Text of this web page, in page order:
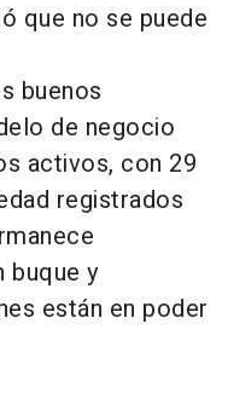
que no se puede
buenos
de negocio
activos, con 29
registrados
buque y
están en poder